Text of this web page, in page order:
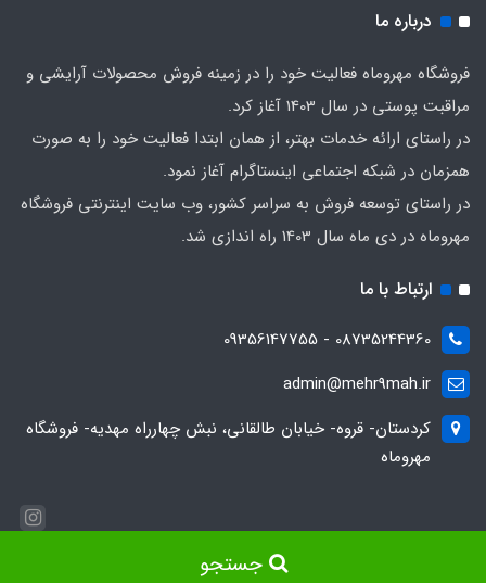
جستجو
درباره ما
فروشگاه مهروماه فعالیت خود را در زمینه فروش محصولات آرایشی و
مراقبت پوستی در سال 1403 آغاز کرد.
در راستای ارائه خدمات بهتر، از همان ابتدا فعالیت خود را به صورت
همزمان در شبکه اجتماعی اینستاگرام آغاز نمود.
در راستای توسعه فروش به سراسر کشور، وب سایت اینترنتی فروشگاه
مهروماه در دی ماه سال 1403 راه اندازی شد.
ارتباط با ما
08735244360 - 09356147755
admin@mehr9mah.ir
کردستان- قروه- خیابان طالقانی، نبش چهارراه مهدیه- فروشگاه
مهروماه
سایت پرتال